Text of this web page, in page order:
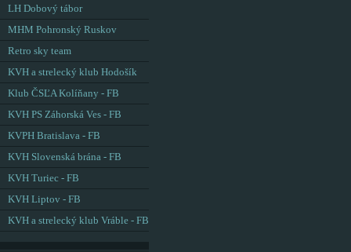
LH Dobový tábor
MHM Pohronský Ruskov
Retro sky team
KVH a strelecký klub Hodošík
Klub ČSĽA Kolíňany - FB
KVH PS Záhorská Ves - FB
KVPH Bratislava - FB
KVH Slovenská brána - FB
KVH Turiec - FB
KVH Liptov - FB
KVH a strelecký klub Vráble - FB